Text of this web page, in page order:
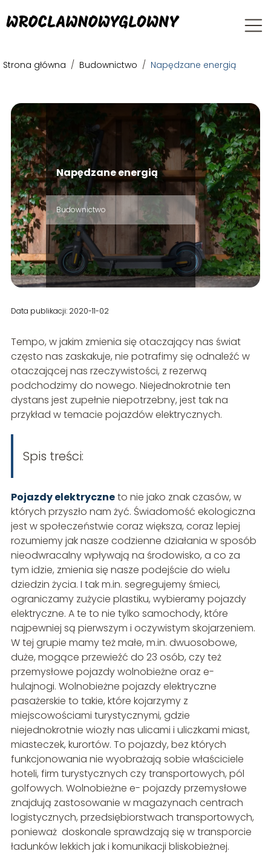
Strona główna / Budownictwo / Napędzane energią
Napędzane energią
Budownictwo
Data publikacji: 2020-11-02
Tempo, w jakim zmienia się otaczający nas świat
często nas zaskakuje, nie potrafimy się odnaleźć w
otaczającej nas rzeczywistości, z rezerwą
podchodzimy do nowego. Niejednokrotnie ten
dystans jest zupełnie niepotrzebny, jest tak na
przykład w temacie pojazdów elektrycznych.
Spis treści:
Pojazdy elektryczneto nie jako znak czasów, w
których przyszło nam żyć. Świadomość ekologiczna
jest w społeczeństwie coraz większa, coraz lepiej
rozumiemy jak nasze codzienne działania w sposób
nieodwracalny wpływają na środowisko, a co za
tym idzie, zmienia się nasze podejście do wielu
dziedzin życia. I tak m.in. segregujemy śmieci,
ograniczamy zużycie plastiku, wybieramy pojazdy
elektryczne. A te to nie tylko samochody, które
najpewniej są pierwszym i oczywistym skojarzeniem.
W tej grupie mamy też małe, m.in. dwuosobowe,
duże, mogące przewieźć do 23 osób, czy też
przemysłowe pojazdy wolnobieżne oraz e-
hulajnogi. Wolnobieżne pojazdy elektryczne
pasażerskie to takie, które kojarzymy z
miejscowościami turystycznymi, gdzie
niejednokrotnie wiozły nas ulicami i uliczkami miast,
miasteczek, kurortów. To pojazdy, bez których
funkcjonowania nie wyobrażają sobie właściciele
hoteli, firm turystycznych czy transportowych, pól
golfowych. Wolnobieżne e- pojazdy przemysłowe
znajdują zastosowanie w magazynach centrach
logistycznych, przedsiębiorstwach transportowych,
ponieważ doskonale sprawdzają się w transporcie
ładunków lekkich jak i komunikacji bliskobieżnej.